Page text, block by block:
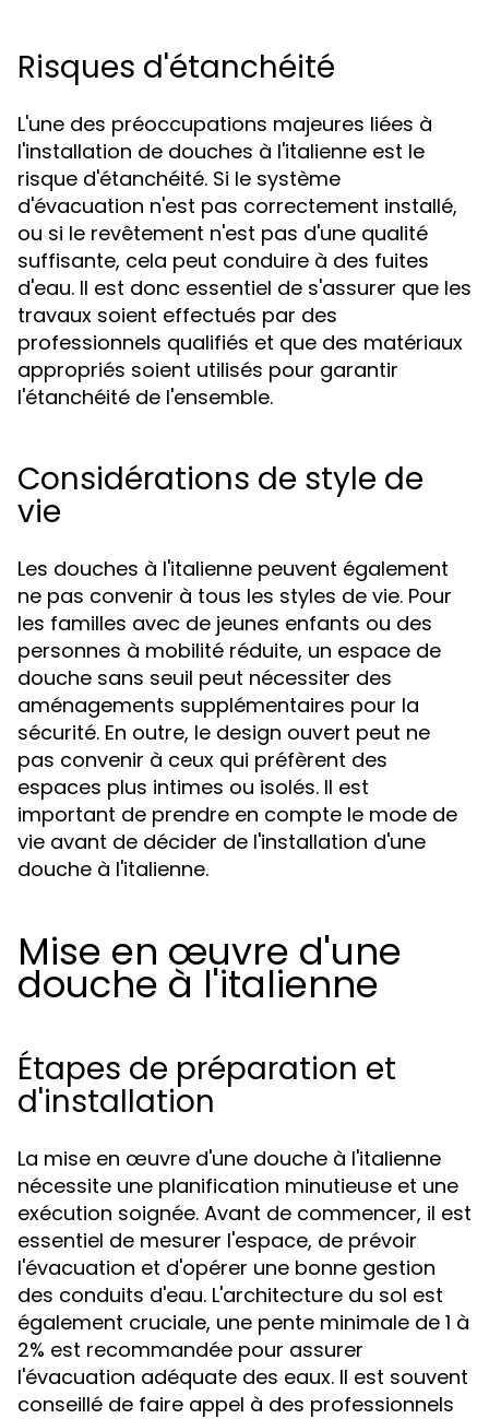
Risques d'étanchéité
L'une des préoccupations majeures liées à
l'installation de douches à l'italienne est le
risque d'étanchéité. Si le système
d'évacuation n'est pas correctement installé,
ou si le revêtement n'est pas d'une qualité
suffisante, cela peut conduire à des fuites
d'eau. Il est donc essentiel de s'assurer que les
travaux soient effectués par des
professionnels qualifiés et que des matériaux
appropriés soient utilisés pour garantir
l'étanchéité de l'ensemble.
Considérations de style de
vie
Les douches à l'italienne peuvent également
ne pas convenir à tous les styles de vie. Pour
les familles avec de jeunes enfants ou des
personnes à mobilité réduite, un espace de
douche sans seuil peut nécessiter des
aménagements supplémentaires pour la
sécurité. En outre, le design ouvert peut ne
pas convenir à ceux qui préfèrent des
espaces plus intimes ou isolés. Il est
important de prendre en compte le mode de
vie avant de décider de l'installation d'une
douche à l'italienne.
Mise en œuvre d'une
douche à l'italienne
Étapes de préparation et
d'installation
La mise en œuvre d'une douche à l'italienne
nécessite une planification minutieuse et une
exécution soignée. Avant de commencer, il est
essentiel de mesurer l'espace, de prévoir
l'évacuation et d'opérer une bonne gestion
des conduits d'eau. L'architecture du sol est
également cruciale, une pente minimale de 1 à
2% est recommandée pour assurer
l'évacuation adéquate des eaux. Il est souvent
conseillé de faire appel à des professionnels